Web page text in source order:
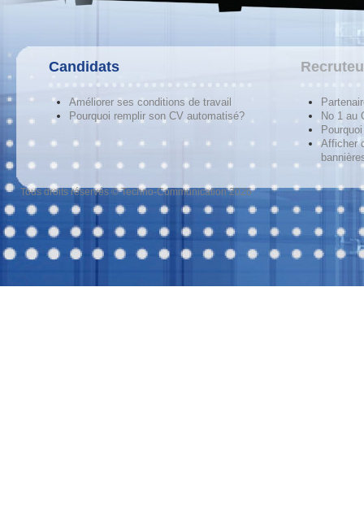
Candidats
Améliorer ses conditions de travail
Pourquoi remplir son CV automatisé?
No 1 au
Afficher
Tous droits réservés © Techno-Communication 2026